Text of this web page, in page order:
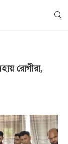
রোগীরা,